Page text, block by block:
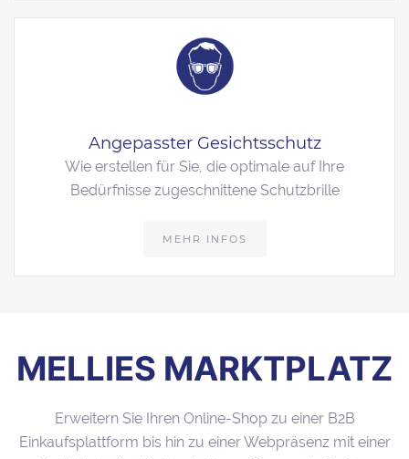
Angepasster Gesichtsschutz
Wie erstellen für Sie, die optimale auf Ihre
Bedürfnisse zugeschnittene Schutzbrille
MEHR INFOS
MELLIES MARKTPLATZ
Erweitern Sie Ihren Online-Shop zu einer B2B
Einkaufsplattform bis hin zu einer Webpräsenz mit einer